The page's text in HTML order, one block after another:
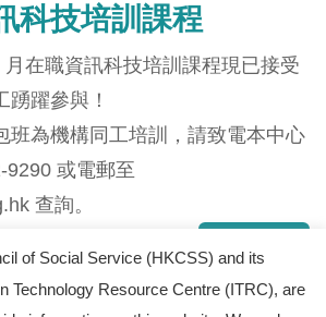
科技培訓課程
在職資訊科技培訓課程現已接受
踴躍參與！
班為機構同工培訓，請致電本中心
9290 或電郵至
查詢。
of Social Service (HKCSS) and its
Technology Resource Centre (ITRC), are